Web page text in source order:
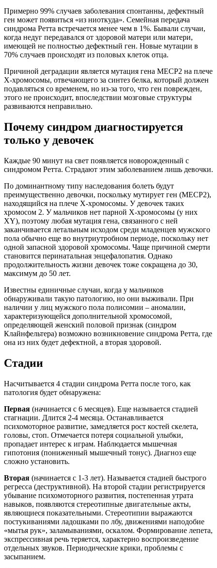
Примерно 99% случаев заболевания спонтанны, дефектный
ген может появиться «из ниоткуда». Семейная передача
синдрома Ретта встречается менее чем в 1%. Бывали случаи,
когда недуг передавался от здоровой матери или матери,
имеющей не полностью дефектный ген. Новые мутации в
70% случаев происходят из половых клеток отца.
Причиной деградации является мутация гена MЕСР2 на плече
Х-хромосомы, отвечающего за синтез белка, который должен
подавляться со временем, но из-за того, что ген поврежден,
этого не происходит, впоследствии мозговые структуры
развиваются неправильно.
Почему синдром диагностируется
только у девочек
Каждые 90 минут на свет появляется новорожденный с
синдромом Ретта. Страдают этим заболеванием лишь девочки.
По доминантному типу наследования болеть будут
преимущественно девочки, поскольку мутирует ген (MЕCР2),
находящийся на плече X-хромосомы. У девочек таких
хромосом 2. У мальчиков нет парной Х-хромосомы (у них
XY), поэтому любая мутация гена, связанного с ней
заканчивается летальным исходом среди младенцев мужского
пола обычно еще во внутриутробном периоде, поскольку нет
одной запасной здоровой хромосомы. Чаще причиной смерти
становится перинатальная энцефалопатия. Однако
продолжительность жизни девочек тоже сокращена до 30,
максимум до 50 лет.
Известны единичные случаи, когда у мальчиков
обнаруживали такую патологию, но они выживали. При
наличии у лиц мужского пола полисомии – аномалии,
характеризующейся дополнительной хромосомой,
определяющей женский половой признак (синдром
Клайнфельтера) возможно возникновение синдрома Ретта, где
она из них будет дефектной, а вторая здоровой.
Стадии
Насчитывается 4 стадии синдрома Ретта после того, как
патология будет обнаружена:
Первая (начинается с 6 месяцев). Еще называется стадией
стагнации. Длится 2-4 месяца. Останавливается
психомоторное развитие, замедляется рост костей скелета,
головы, стоп. Отмечается потеря социальной улыбки,
пропадает интерес к играм. Наблюдается мышечная
гипотония (пониженный мышечный тонус). Диагноз еще
сложно установить.
Вторая (начинается с 1-3 лет). Называется стадией быстрого
регресса (деструктивной). На второй стадии регистрируется
убывание психомоторного развития, постепенная утрата
навыков, появляются стереотипные двигательные акты,
являющиеся показательными. Стереотипии выражаются
постукиваниями ладошками по лбу, движениями наподобие
«мытья рук», заламываниями, оскалом. Формирование лепета,
экспрессивная речь теряется, характерно воспроизведение
отдельных звуков. Периодические крики, проблемы с
засыпанием.